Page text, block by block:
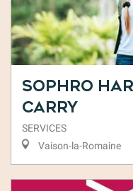
Sophro
Carry
SERVICES
Vaison-la-Romaine